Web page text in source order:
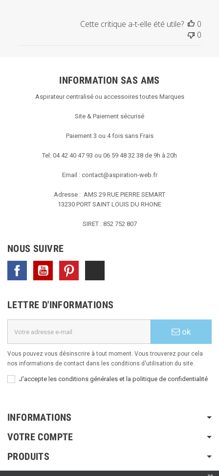
Cette critique a-t-elle été utile?
0
0
INFORMATION SAS AMS
Aspirateur centralisé ou accessoires toutes Marques
Site & Paiement sécurisé
Paiement 3 ou 4 fois sans Frais
Tel: 04 42 40 47 93 ou 06 59 48 32 38 de 9h à 20h
Email : contact@aspiration-web.fr
Adresse : AMS 29 RUE PIERRE SEMART
13230 PORT SAINT LOUIS DU RHONE
SIRET : 852 752 807
NOUS SUIVRE
Facebook YouTube
LETTRE D'INFORMATIONS
ok
Vous pouvez vous désinscrire à tout moment. Vous trouverez pour cela
nos informations de contact dans les conditions d'utilisation du site.
J'accepte les conditions générales et la politique de confidentialité
INFORMATIONS
VOTRE COMPTE
PRODUITS